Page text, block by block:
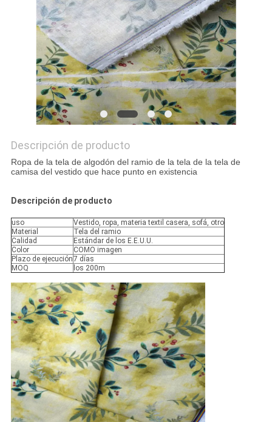
PRIVACY
POLICY
Descripción de producto
Ropa de la tela de algodón del ramio de la tela de la tela de
camisa del vestido que hace punto en existencia
Descripción de producto
uso
Vestido, ropa, materia textil casera, sofá, otro
Material
Tela del ramio
Calidad
Estándar de los E.E.U.U.
Color
COMO imagen
Plazo de ejecución7 días
MOQ
los 200m